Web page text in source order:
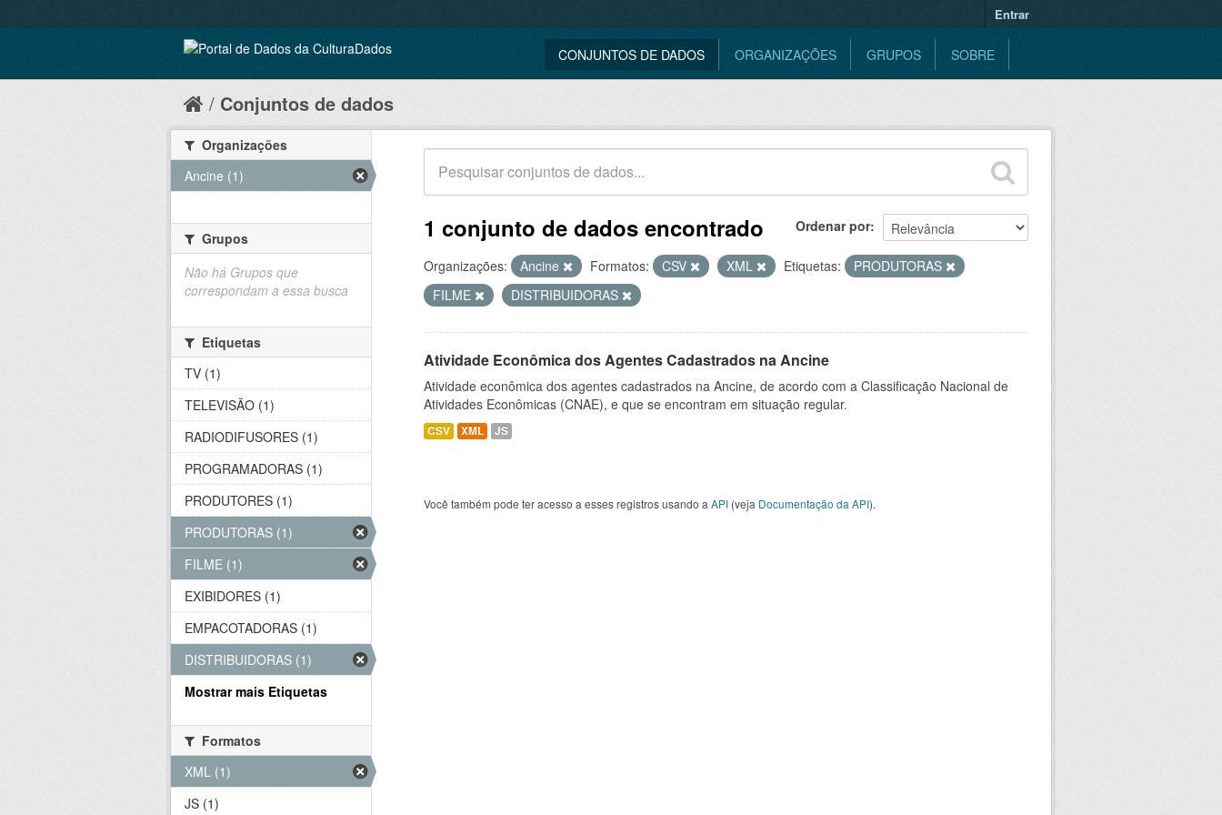
Entrar
CONJUNTOS DE DADOS ORGANIZAÇÕES GRUPOS SOBRE
Conjuntos de dados
Ordenar por
1 conjunto de dados encontrado
Organizações: Ancine Formatos: CSV XML Etiquetas:
PRODUTORAS
FILME
DISTRIBUIDORAS
Atividade Econômica dos Agentes Cadastrados na Ancine
Atividade econômica dos agentes cadastrados na Ancine, de acordo com a Classificação Nacional de
Atividades Econômicas (CNAE), e que se encontram em situação regular.
CSV XML JS
Você também pode ter acesso a esses registros usando a API (veja Documentação da API).
Organizações
Ancine (1)
Grupos
Não há Grupos que
correspondam a essa busca
Etiquetas
TV (1)
TELEVISÃO (1)
RADIODIFUSORES (1)
PROGRAMADORAS (1)
PRODUTORES (1)
PRODUTORAS (1)
FILME (1)
EXIBIDORES (1)
EMPACOTADORAS (1)
DISTRIBUIDORAS (1)
Mostrar mais Etiquetas
Formatos
XML (1)
JS (1)